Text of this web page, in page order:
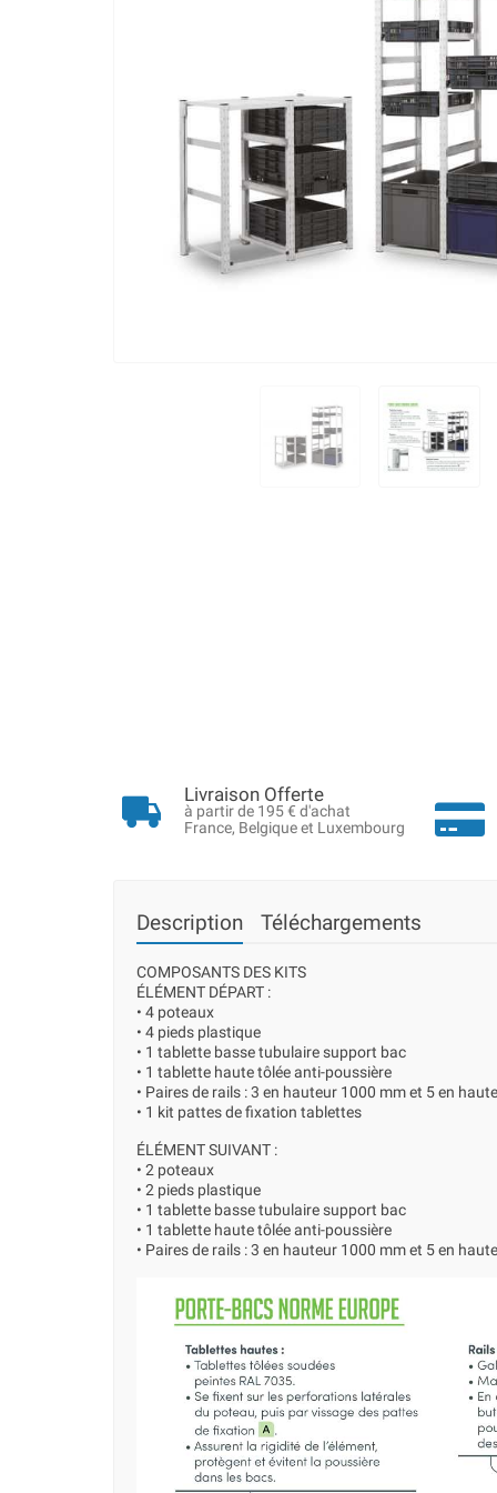
Livraison Offerte
à partir de 195 € d'achat
France, Belgique et Luxembourg
Description Téléchargements
COMPOSANTS DES KITS
ÉLÉMENT DÉPART :
• 4 poteaux
• 4 pieds plastique
• 1 tablette basse tubulaire support bac
• 1 tablette haute tôlée anti-poussière
• Paires de rails : 3 en hauteur 1000 mm et 5 en
• 1 kit pattes de fixation tablettes
ÉLÉMENT SUIVANT :
• 2 poteaux
• 2 pieds plastique
• 1 tablette basse tubulaire support bac
• 1 tablette haute tôlée anti-poussière
• Paires de rails : 3 en hauteur 1000 mm et 5 en